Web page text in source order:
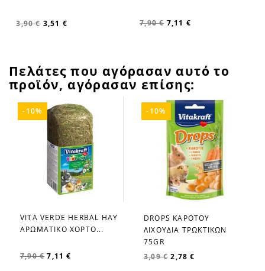
3,90 € 3,51 € 7,90 € 7,11 €
Πελάτες που αγόρασαν αυτό το
προϊόν, αγόρασαν επίσης:
favorite_border
VITA VERDE HERBAL HAY
ΑΡΩΜΑΤΙΚΟ ΧΟΡΤΟ...
7,90 € 7,11 €
-10%
favorite_border
DROPS ΚΑΡΟΤΟΥ
ΛΙΧΟΥΔΙΑ ΤΡΩΚΤΙΚΩΝ
75GR
3,09 € 2,78 €
-10%